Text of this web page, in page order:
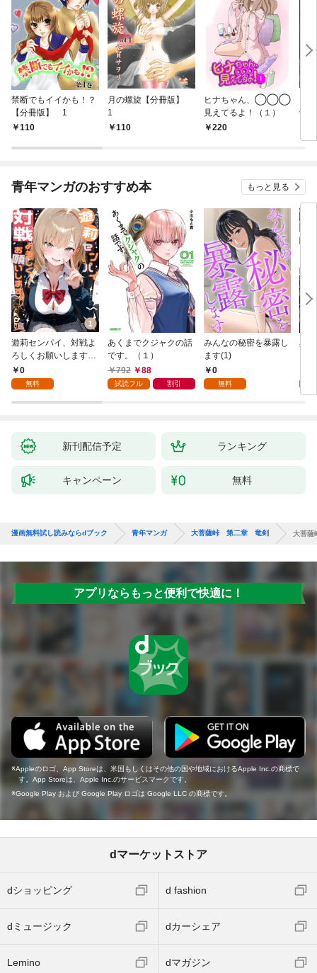
禁断でもイイかも！？
【分冊版】 1
110
月の螺旋【分冊版】
1
110
ヒナちゃん、◯◯◯
見えてるよ！（１）
220
剣
青年マンガのおすすめ本 もっと見る
遊莉センパイ、対戦よ
ろしくお願いします。
1 0
無料
あくまでクジャクの話
です。（１）
792
88
試読フル 割引
みんなの秘密を暴露し
ます(1)
0
無料
異
新刊配信予定 ランキング
キャンペーン 無料
漫画無料試し読みならdブック 青年マンガ 大菩薩峠 第二章 竜剣 大菩薩
アプリならもっと便利で快適に！
Appleのロゴ、App Storeは、米国もしくはその他の国や地域におけるApple Inc.の商標で
す。App Storeは、Apple Inc.のサービスマークです。
Google Play および Google Play ロゴは Google LLC の商標です。
dマーケットストア
dショッピング d fashion
dミュージック dカーシェア
Lemino dマガジン